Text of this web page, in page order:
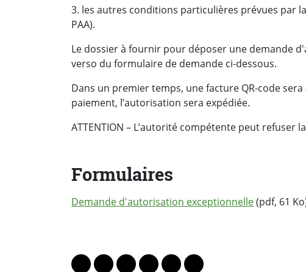
3. les autres conditions particulières prévues par
PAA).
Le dossier à fournir pour déposer une demande
verso du formulaire de demande ci-dessous.
Dans un premier temps, une facture QR-code
paiement, l’autorisation sera expédiée.
ATTENTION – L’autorité compétente peut refuser
Formulaires
Demande d'autorisation exceptionnelle(pdf, 61